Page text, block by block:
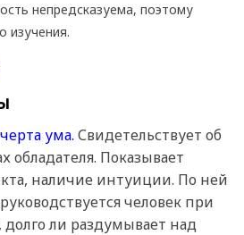
непредсказуема, поэтому
изучения.
черта ума. Свидетельствует об
обладателя. Показывает
наличие интуиции. По ней
человек при
ли раздумывает над